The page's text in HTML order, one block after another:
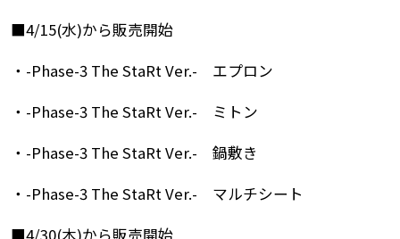
■4/15(水)から販売開始
・-Phase-3 The StaRt Ver.- エプロン
・-Phase-3 The StaRt Ver.- ミトン
・-Phase-3 The StaRt Ver.- 鍋敷き
・-Phase-3 The StaRt Ver.- マルチシート
■4/30(木)から販売開始